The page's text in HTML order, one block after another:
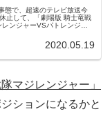
態で、超速のテレビ放送今
止して、「劇場版 騎士竜戦
ンジャーVSパトレンジャ
事態故の采配だったとは思
2020.05.19
隊マジレンジャー」
ションになるかと